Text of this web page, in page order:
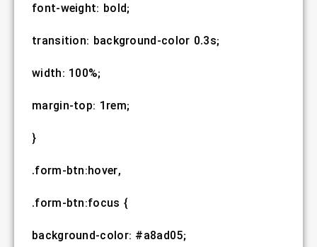
font-weight: bold;
transition: background-color 0.3s;
width: 100%;
margin-top: 1rem;
}
.form-btn:hover,
.form-btn:focus {
background-color: #a8ad05;